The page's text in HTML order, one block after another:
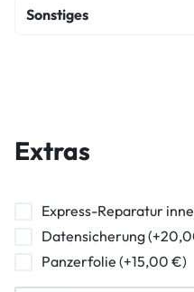
Fehlerdiagnose
Sonstiges
Ladebuchse Raparatur
Lautsprecher Reparatur
Vibration Reparatur
Extras
Express-Reparatur
Datensicherung
Panzerfolie (+15,00 €)